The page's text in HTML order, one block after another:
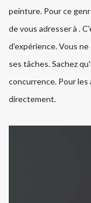
peinture. Pour ce
de vous adresser à .
d'expérience. Vous
ses tâches. Sachez
concurrence. Pour
directement.